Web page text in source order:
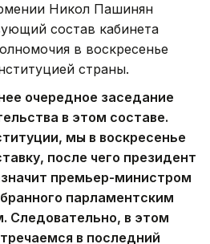
Никол Пашинян
состав кабинета
в воскресенье
страны.
очередное заседание
в этом составе.
мы в воскресенье
после чего президент
премьер-министром
парламентским
Следовательно, в этом
в последний